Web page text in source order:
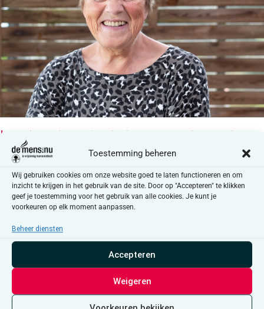
Toestemming beheren
Wij gebruiken cookies om onze website goed te laten functioneren en om
inzicht te krijgen in het gebruik van de site. Door op "Accepteren" te klikken
geef je toestemming voor het gebruik van alle cookies. Je kunt je
voorkeuren op elk moment aanpassen.
Beheer diensten
Accepteren
Weigeren
Leerkrachten in de bres voor het vak
zedenleer